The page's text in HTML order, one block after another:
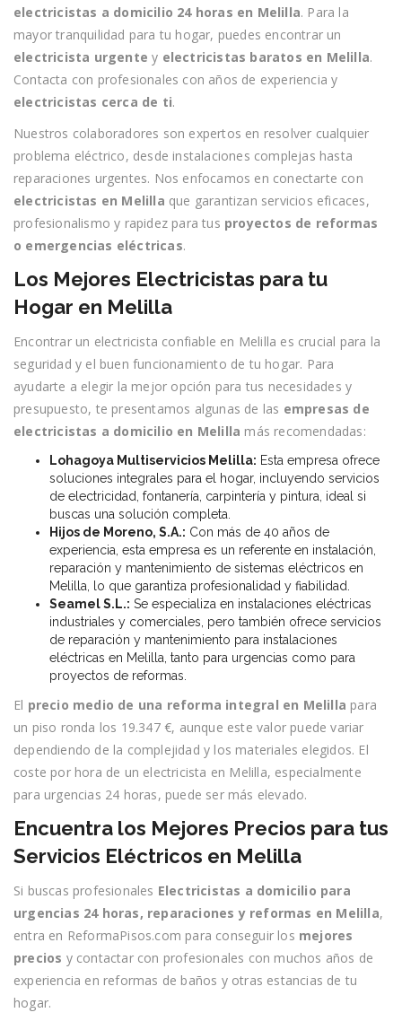
electricistas a domicilio 24 horas en Melilla. Para la
mayor tranquilidad para tu hogar, puedes encontrar un
electricista urgente y electricistas baratos en Melilla.
Contacta con profesionales con años de experiencia y
electricistas cerca de ti.
Nuestros colaboradores son expertos en resolver cualquier
problema eléctrico, desde instalaciones complejas hasta
reparaciones urgentes. Nos enfocamos en conectarte con
electricistas en Melilla que garantizan servicios eficaces,
profesionalismo y rapidez para tus proyectos de reformas
o emergencias eléctricas.
Los Mejores Electricistas para tu
Hogar en Melilla
Encontrar un electricista confiable en Melilla es crucial para la
seguridad y el buen funcionamiento de tu hogar. Para
ayudarte a elegir la mejor opción para tus necesidades y
presupuesto, te presentamos algunas de las empresas de
electricistas a domicilio en Melilla más recomendadas:
Lohagoya Multiservicios Melilla: Esta empresa ofrece
soluciones integrales para el hogar, incluyendo servicios
de electricidad, fontanería, carpintería y pintura, ideal si
buscas una solución completa.
Hijos de Moreno, S.A.: Con más de 40 años de
experiencia, esta empresa es un referente en instalación,
reparación y mantenimiento de sistemas eléctricos en
Melilla, lo que garantiza profesionalidad y fiabilidad.
Seamel S.L.: Se especializa en instalaciones eléctricas
industriales y comerciales, pero también ofrece servicios
de reparación y mantenimiento para instalaciones
eléctricas en Melilla, tanto para urgencias como para
proyectos de reformas.
El precio medio de una reforma integral en Melilla para
un piso ronda los 19.347 €, aunque este valor puede variar
dependiendo de la complejidad y los materiales elegidos. El
coste por hora de un electricista en Melilla, especialmente
para urgencias 24 horas, puede ser más elevado.
Encuentra los Mejores Precios para tus
Servicios Eléctricos en Melilla
Si buscas profesionales Electricistas a domicilio para
urgencias 24 horas, reparaciones y reformas en Melilla,
entra en ReformaPisos.com para conseguir los mejores
precios y contactar con profesionales con muchos años de
experiencia en reformas de baños y otras estancias de tu
hogar.